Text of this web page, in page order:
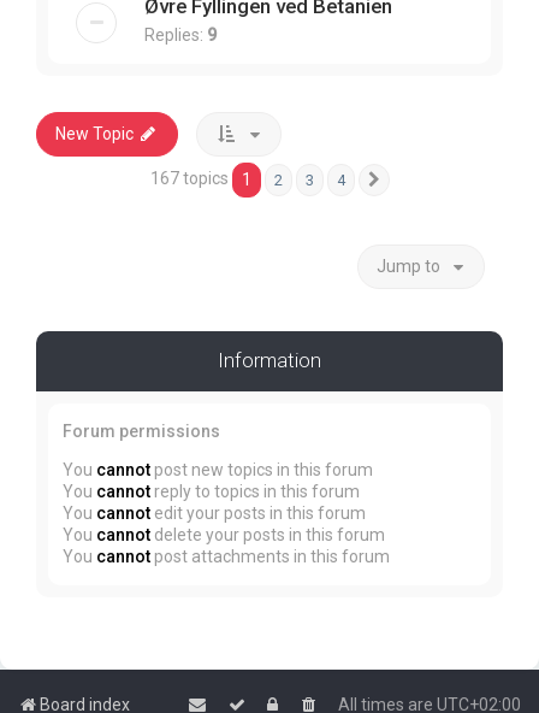
Øvre Fyllingen ved Betanien
Replies: 9
New Topic
167 topics 1 2 3 4
Jump to
Information
Forum permissions
You cannot post new topics in this forum
You cannot reply to topics in this forum
You cannot edit your posts in this forum
You cannot delete your posts in this forum
You cannot post attachments in this forum
Board index All times are UTC+02:00